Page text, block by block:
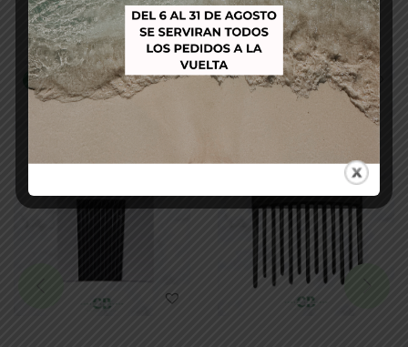
Productos relacionados
-16% -21%